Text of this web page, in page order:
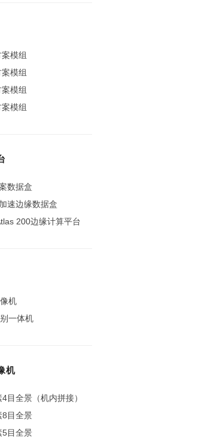
模组
模组
模组
模组
数据盒
速边缘数据盒
200边缘计算平台
机
一体机
机
目全景（机内拼接）
8目全景
5目全景